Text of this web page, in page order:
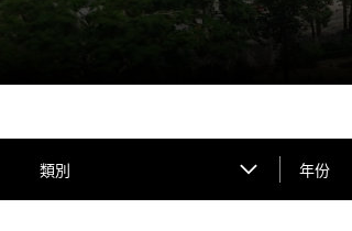
類別 年份